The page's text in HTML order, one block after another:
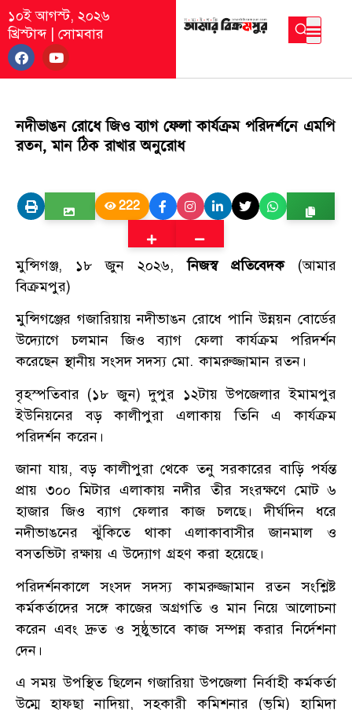
১০ই আগস্ট, ২০২৬
খ্রিস্টাব্দ| সোমবার
নদীভাঙন রোধে জিও ব্যাগ ফেলা কার্যক্রম পরিদর্শনে এমপি
রতন, মান ঠিক রাখার অনুরোধ
222
মুন্সিগঞ্জ, ১৮ জুন ২০২৬,নিজস্ব প্রতিবেদক(আমার
বিক্রমপুর)
মুন্সিগঞ্জের গজারিয়ায় নদীভাঙন রোধে পানি উন্নয়ন বোর্ডের
উদ্যোগে চলমান জিও ব্যাগ ফেলা কার্যক্রম পরিদর্শন
করেছেন স্থানীয় সংসদ সদস্য মো. কামরুজ্জামান রতন।
বৃহস্পতিবার (১৮ জুন) দুপুর ১২টায় উপজেলার ইমামপুর
ইউনিয়নের বড় কালীপুরা এলাকায় তিনি এ কার্যক্রম
পরিদর্শন করেন।
জানা যায়, বড় কালীপুরা থেকে তনু সরকারের বাড়ি পর্যন্ত
প্রায় ৩০০ মিটার এলাকায় নদীর তীর সংরক্ষণে মোট ৬
হাজার জিও ব্যাগ ফেলার কাজ চলছে। দীর্ঘদিন ধরে
নদীভাঙনের ঝুঁকিতে থাকা এলাকাবাসীর জানমাল ও
বসতভিটা রক্ষায় এ উদ্যোগ গ্রহণ করা হয়েছে।
পরিদর্শনকালে সংসদ সদস্য কামরুজ্জামান রতন সংশ্লিষ্ট
কর্মকর্তাদের সঙ্গে কাজের অগ্রগতি ও মান নিয়ে আলোচনা
করেন এবং দ্রুত ও সুষ্ঠুভাবে কাজ সম্পন্ন করার নির্দেশনা
দেন।
এ সময় উপস্থিত ছিলেন গজারিয়া উপজেলা নির্বাহী কর্মকর্তা
উম্মে হাফছা নাদিয়া, সহকারী কমিশনার (ভূমি) হামিদা